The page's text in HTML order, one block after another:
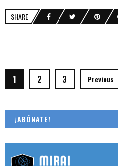
SHARE
1 2 3 Previous
¡ABÓNATE!